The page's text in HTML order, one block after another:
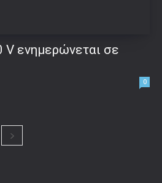
V ενημερώνεται σε
0